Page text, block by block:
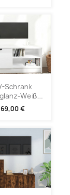
Schrank
Weiß...
69,00 €